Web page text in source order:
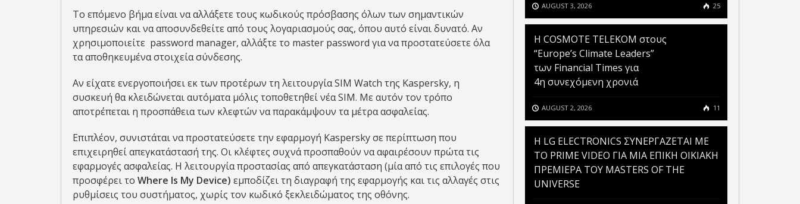
Το επόμενο βήμα είναι να αλλάξετε τους κωδικούς πρόσβασης όλων των σημαντικών
υπηρεσιών και να αποσυνδεθείτε από τους λογαριασμούς σας, όπου αυτό είναι δυνατό. Αν
χρησιμοποιείτε password manager, αλλάξτε το master password για να προστατεύσετε όλα
τα αποθηκευμένα στοιχεία σύνδεσης.
Αν είχατε ενεργοποιήσει εκ των προτέρων τη λειτουργία SIM Watch της Kaspersky, η
συσκευή θα κλειδώνεται αυτόματα μόλις τοποθετηθεί νέα SIM. Με αυτόν τον τρόπο
αποτρέπεται η προσπάθεια των κλεφτών να παρακάμψουν τα μέτρα ασφαλείας.
Επιπλέον, συνιστάται να προστατεύσετε την εφαρμογή Kaspersky σε περίπτωση που
επιχειρηθεί απεγκατάστασή της. Οι κλέφτες συχνά προσπαθούν να αφαιρέσουν πρώτα τις
εφαρμογές ασφαλείας. Η λειτουργία προστασίας από απεγκατάσταση (μία από τις επιλογές που
προσφέρει το Where Is My Device) εμποδίζει τη διαγραφή της εφαρμογής και τις αλλαγές στις
ρυθμίσεις του συστήματος, χωρίς τον κωδικό ξεκλειδώματος της οθόνης.
AUGUST 3, 2026 25
Η COSMOTE TELEKOM στους
“Europe’s Climate Leaders”
των Financial Times για
4η συνεχόμενη χρονιά
AUGUST 2, 2026 11
H LG ELECTRONICS ΣΥΝΕΡΓΑΖΕΤΑΙ ΜΕ
ΤΟ PRIME VIDEO ΓΙΑ ΜΙΑ ΕΠΙΚΗ ΟΙΚΙΑΚΗ
ΠΡΕΜΙΕΡΑ ΤΟΥ MASTERS OF THE
UNIVERSE